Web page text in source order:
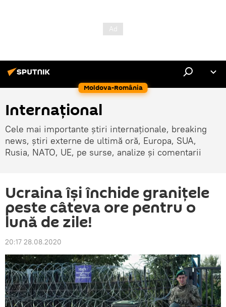
Moldova-România
Internaţional
Cele mai importante știri internaționale, breaking
news, știri externe de ultimă oră, Europa, SUA,
Rusia, NATO, UE, pe surse, analize și comentarii
Ucraina își închide granițele
peste câteva ore pentru o
lună de zile!
20:17 28.08.2020